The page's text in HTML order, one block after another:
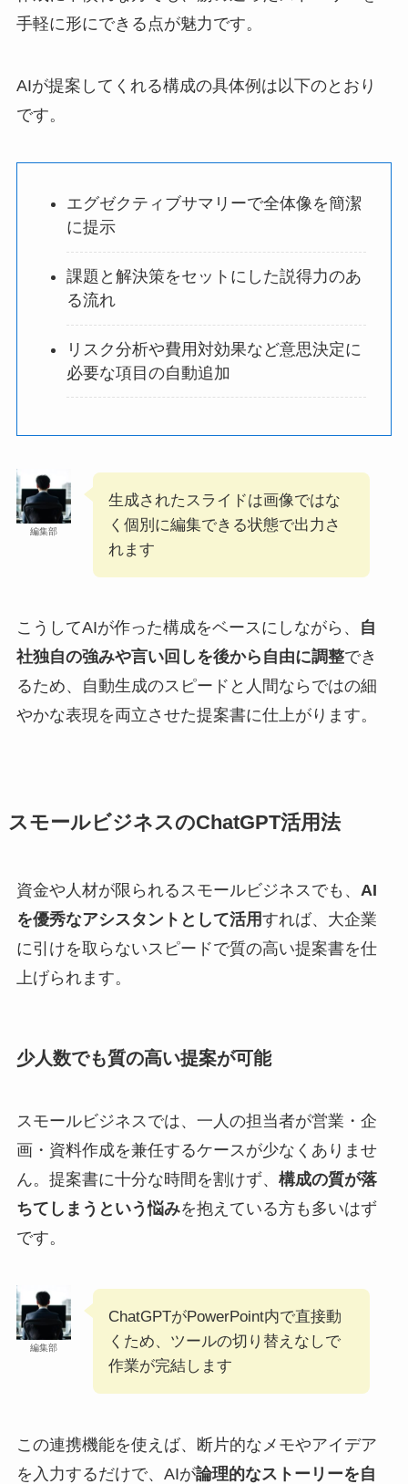
手軽に形にできる点が魅力です。
AIが提案してくれる構成の具体例は以下のとおり
です。
エグゼクティブサマリーで全体像を簡潔
に提示
課題と解決策をセットにした説得力のあ
る流れ
リスク分析や費用対効果など意思決定に
必要な項目の自動追加
編集部
生成されたスライドは画像ではな
く個別に編集できる状態で出力さ
れます
こうしてAIが作った構成をベースにしながら、
自
社独自の強みや言い回しを後から自由に調整でき
るため、自動生成のスピードと人間ならではの細
やかな表現を両立させた提案書に仕上がります。
スモールビジネスのChatGPT活用法
資金や人材が限られるスモールビジネスでも、 AI
を優秀なアシスタントとして活用すれば、大企業
に引けを取らないスピードで質の高い提案書を仕
上げられます。
少人数でも質の高い提案が可能
スモールビジネスでは、一人の担当者が営業・企
画・資料作成を兼任するケースが少なくありませ
ん。提案書に十分な時間を割けず、 構成の質が落
ちてしまうという悩みを抱えている方も多いはず
です。
編集部
ChatGPTがPowerPoint内で直接動
くため、ツールの切り替えなしで
作業が完結します
この連携機能を使えば、断片的なメモやアイデア
を入力するだけで、AIが論理的なストーリーを自